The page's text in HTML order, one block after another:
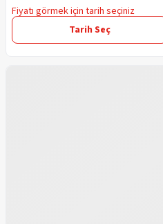
Fiyatı görmek için tarih seçiniz
Tarih Seç